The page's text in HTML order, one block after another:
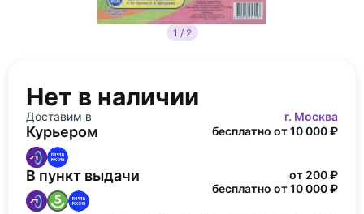
1 / 2
Нет в наличии
Доставим в г. Москва
Курьером бесплатно от 10 000 ₽
В пункт выдачи
от 200 ₽
бесплатно от 10 000 ₽